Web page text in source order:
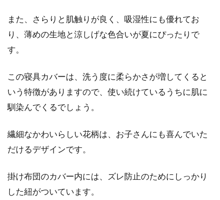
ため？隙間風の対策法は？
新築の家に特に多く見られるドア下の隙間。あ
大学生で一人暮らしデビュー！おす
大学生になると、親元を離れて暮らす方が多い
が決まっ...
また、さらりと肌触りが良く、吸湿性にも優れてお
り、薄めの生地と涼しげな色合いが夏にぴったりで
す。
この寝具カバーは、洗う度に柔らかさが増してくると
いう特徴がありますので、使い続けているうちに肌に
馴染んでくるでしょう。
繊細なかわいらしい花柄は、お子さんにも喜んでいた
だけるデザインです。
掛け布団のカバー内には、ズレ防止のためにしっかり
した紐がついています。